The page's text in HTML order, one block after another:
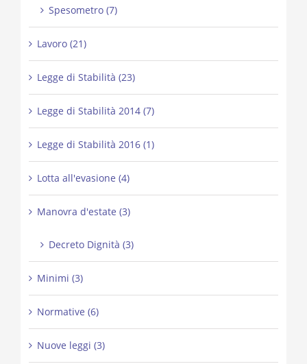
Spesometro (7)
Lavoro (21)
Legge di Stabilità (23)
Legge di Stabilità 2014 (7)
Legge di Stabilità 2016 (1)
Lotta all'evasione (4)
Manovra d'estate (3)
Decreto Dignità (3)
Minimi (3)
Normative (6)
Nuove leggi (3)